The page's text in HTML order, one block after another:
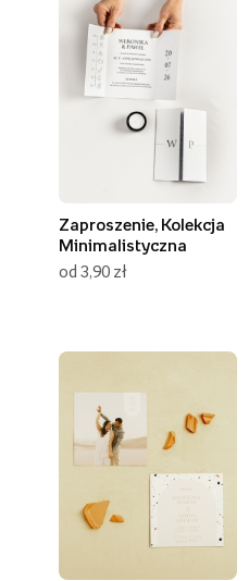
Zaproszenie, Kolekcja
Minimalistyczna
od 3,90 zł